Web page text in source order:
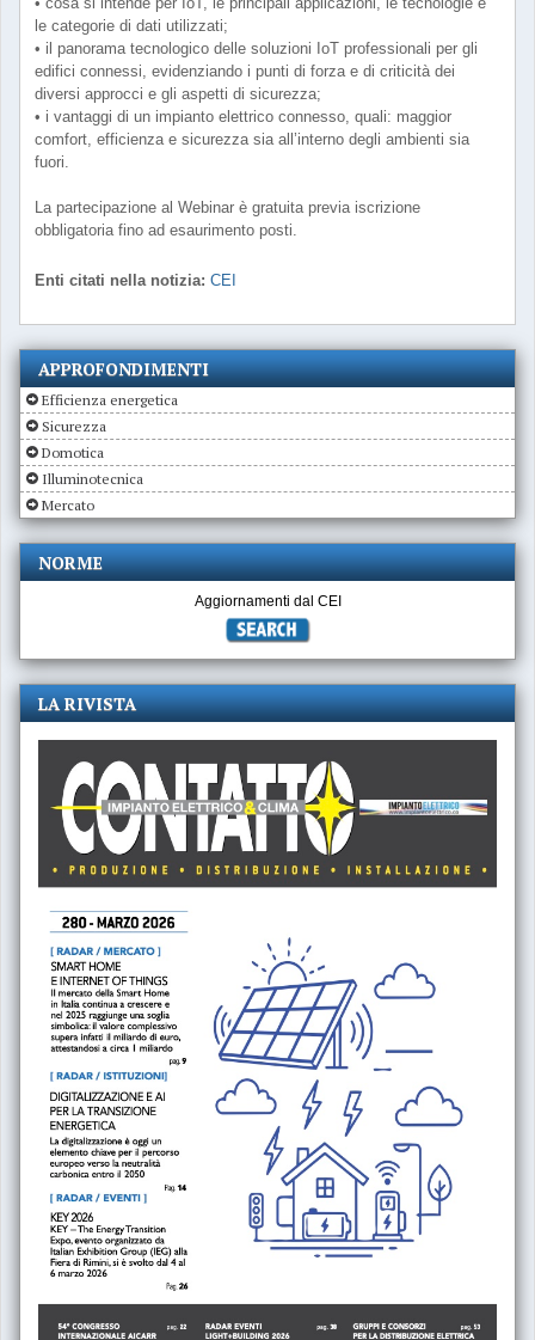
le categorie di dati utilizzati;
• il panorama tecnologico delle soluzioni IoT professionali per gli
edifici connessi, evidenziando i punti di forza e di criticità dei
diversi approcci e gli aspetti di sicurezza;
• i vantaggi di un impianto elettrico connesso, quali: maggior
comfort, efficienza e sicurezza sia all’interno degli ambienti sia
fuori.
La partecipazione al Webinar è gratuita previa iscrizione
obbligatoria fino ad esaurimento posti.
Enti citati nella notizia: CEI
APPROFONDIMENTI
Efficienza energetica
Sicurezza
Domotica
Illuminotecnica
Mercato
NORME
Aggiornamenti dal CEI
LA RIVISTA